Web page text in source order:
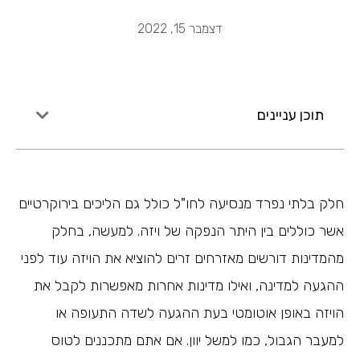
דצמבר 15, 2022
תוכן עניינים
חלק בלתי נפרד מנסיעה לחו"ל כולל גם הליכים בירוקרטיים
אשר כוללים בין היתר הנפקה של ויזה. למעשה, בחלק
מהמדינות דורשים מאזרחים זרים להוציא את הויזה עוד לפני
ההגעה למדינה, ואילו מדינות אחרות מאפשרות לקבל את
הויזה באופן אוטומטי בעת ההגעה לשדה התעופה או
למעבר הגבול, כמו למשל יוון. אם אתם מתכננים לטוס